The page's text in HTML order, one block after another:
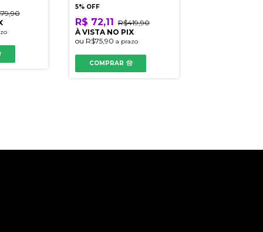
5% OFF
R$ 72,11 R$419,90
À VISTA NO PIX
ou R$75,90 a prazo
COMPRAR